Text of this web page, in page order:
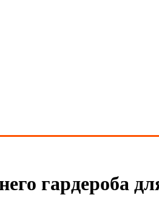
гардероба